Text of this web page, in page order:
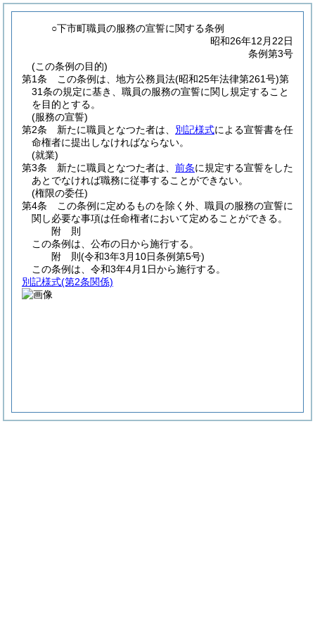
○下市町職員の服務の宣誓に関する条例
昭和26年12月22日
条例第3号
(この条例の目的)
第1条
この条例は、地方公務員法(昭和25年法律第261号)第
31条の規定に基き、職員の服務の宣誓に関し規定すること
を目的とする。
(服務の宣誓)
第2条
新たに職員となつた者は、 別記様式による宣誓書を任
命権者に提出しなければならない。
(就業)
第3条
新たに職員となつた者は、 前条に規定する宣誓をした
あとでなければ職務に従事することができない。
(権限の委任)
第4条
この条例に定めるものを除く外、職員の服務の宣誓に
関し必要な事項は任命権者において定めることができる。
附 則
この条例は、公布の日から施行する。
附 則(令和3年3月10日条例第5号)
この条例は、令和3年4月1日から施行する。
別記様式(第2条関係)